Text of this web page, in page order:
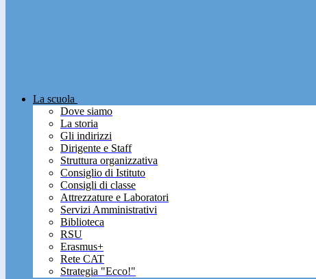
La scuola
Dove siamo
La storia
Gli indirizzi
Dirigente e Staff
Struttura organizzativa
Consiglio di Istituto
Consigli di classe
Attrezzature e Laboratori
Servizi Amministrativi
Biblioteca
RSU
Erasmus+
Rete CAT
Strategia "Ecco!"